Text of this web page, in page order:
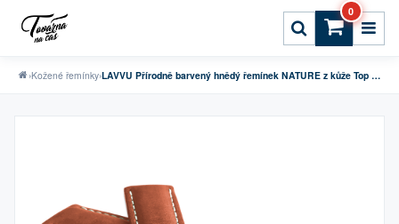
0
›Kožené řemínky› LAVVU Přírodně barvený hnědý řemínek NATURE z kůže Top Grain - 20